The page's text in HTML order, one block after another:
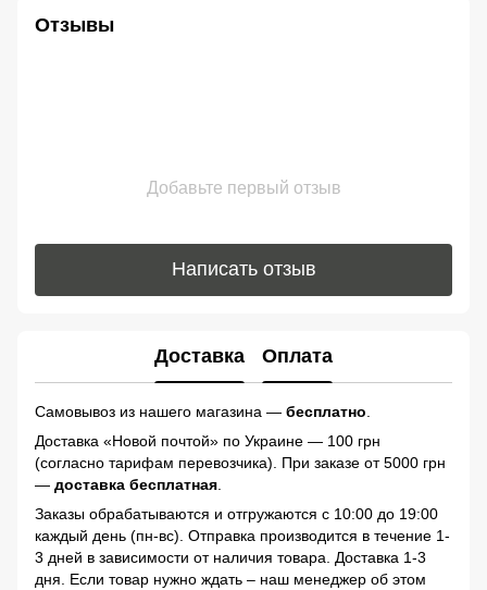
Отзывы
Добавьте первый отзыв
Написать отзыв
Доставка Оплата
Самовывоз из нашего магазина — бесплатно
Доставка «Новой почтой» по Украине — 100 грн
(согласно тарифам перевозчика). При заказе от 5000 грн
— доставка бесплатная
Заказы обрабатываются и отгружаются с 10:00 до 19:00
каждый день (пн-вс). Отправка производится в течение 1-
3 дней в зависимости от наличия товара. Доставка 1-3
дня. Если товар нужно ждать – наш менеджер об этом